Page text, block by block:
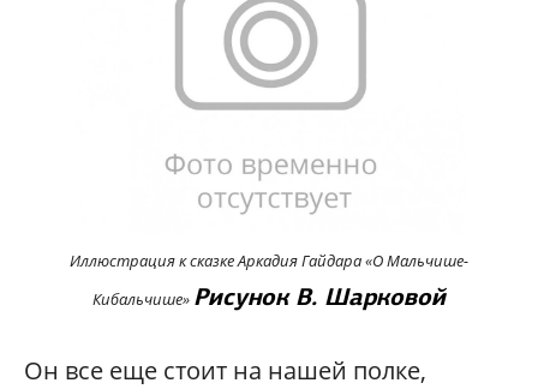
Иллюстрация к сказке Аркадия Гайдара «О Мальчише-
Кибальчише» Рисунок В. Шарковой
Он все еще стоит на нашей полке,